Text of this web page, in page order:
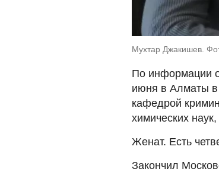
Мухтар Джакишев.
По информации
июня в Алматы в
кафедрой
химических
Женат. Есть
Закончил